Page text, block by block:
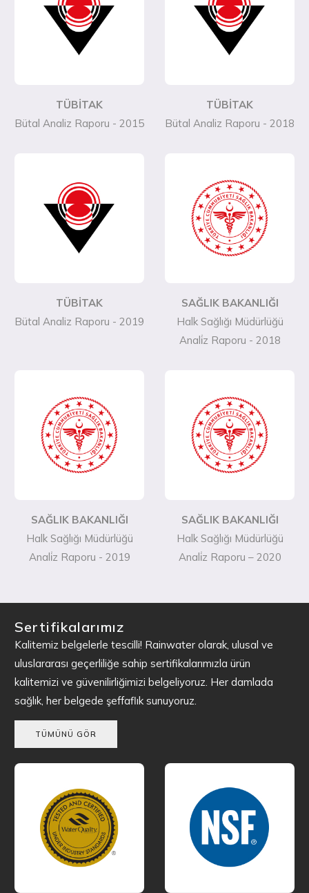
TÜBİTAK
Bütal Analiz Raporu - 2015
TÜBİTAK
Bütal Analiz Raporu - 2018
TÜBİTAK
Bütal Analiz Raporu - 2019
SAĞLIK BAKANLIĞI
Halk Sağlığı Müdürlüğü
Anali̇z Raporu - 2018
SAĞLIK BAKANLIĞI
Halk Sağlığı Müdürlüğü
Anali̇z Raporu - 2019
SAĞLIK BAKANLIĞI
Halk Sağlığı Müdürlüğü
Anali̇z Raporu – 2020
Sertifikalarımız
Kalitemiz belgelerle tescilli! Rainwater olarak, ulusal ve
uluslararası geçerliliğe sahip sertifikalarımızla ürün
kalitemizi ve güvenilirliğimizi belgeliyoruz. Her damlada
sağlık, her belgede şeffaflık sunuyoruz.
TÜMÜNÜ GÖR